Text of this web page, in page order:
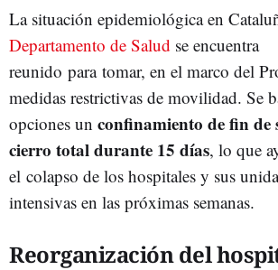
La situación epidemiológica en
Departamento de Salud se encuentra
reunido para tomar, en el marco del
medidas restrictivas de movilidad. Se
opciones un confinamiento de fin de
cierro total durante 15 días, lo que
el colapso de los hospitales y sus
intensivas en las próximas semanas.
Reorganización del